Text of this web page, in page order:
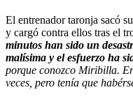
El entrenador taronja sacó
y cargó contra ellos tras el
minutos han sido un
malísima y el esfuerzo ha
porque conozco Miribilla.
veces, pero tenía que